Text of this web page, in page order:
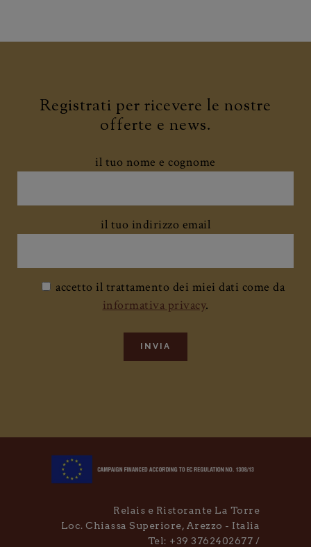
Registrati per ricevere le nostre
offerte e news.
il tuo nome e cognome
il tuo indirizzo email
accetto il trattamento dei miei dati come da
informativa privacy